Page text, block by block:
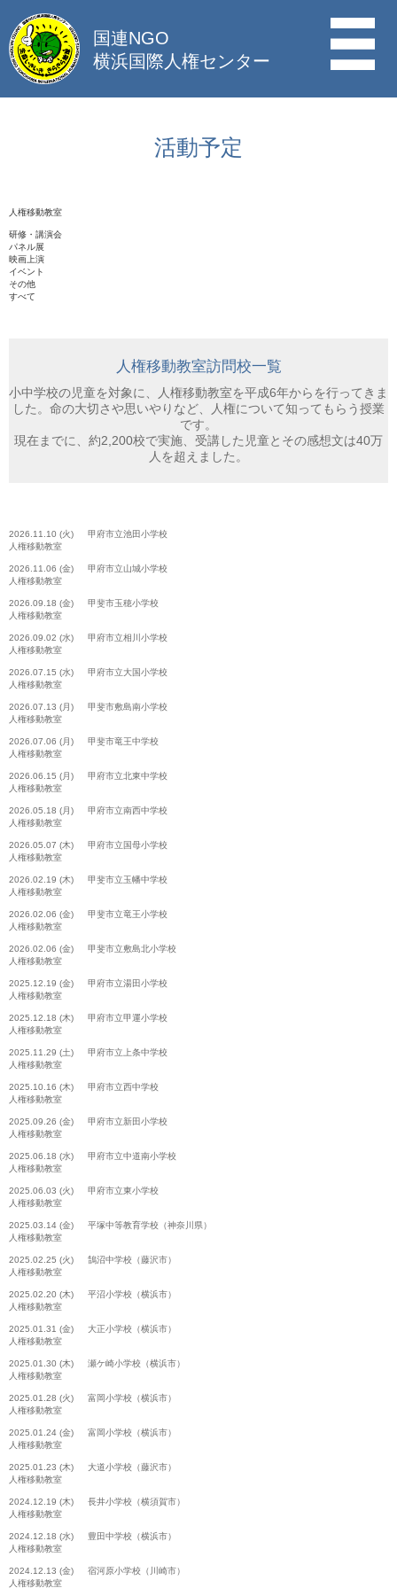
国連NGO
横浜国際人権センター
活動予定
人権移動教室
研修・講演会
パネル展
映画上演
イベント
その他
すべて
人権移動教室訪問校一覧
小中学校の児童を対象に、人権移動教室を平成6年からを行ってきま
した。命の大切さや思いやりなど、人権について知ってもらう授業
です。
現在までに、約2,200校で実施、受講した児童とその感想文は40万
人を超えました。
2026.11.10 (火) 甲府市立池田小学校
人権移動教室
2026.11.06 (金) 甲府市立山城小学校
人権移動教室
2026.09.18 (金) 甲斐市玉穂小学校
人権移動教室
2026.09.02 (水) 甲府市立相川小学校
人権移動教室
2026.07.15 (水) 甲府市立大国小学校
人権移動教室
2026.07.13 (月) 甲斐市敷島南小学校
人権移動教室
2026.07.06 (月) 甲斐市竜王中学校
人権移動教室
2026.06.15 (月) 甲府市立北東中学校
人権移動教室
2026.05.18 (月) 甲府市立南西中学校
人権移動教室
2026.05.07 (木) 甲府市立国母小学校
人権移動教室
2026.02.19 (木) 甲斐市立玉幡中学校
人権移動教室
2026.02.06 (金) 甲斐市立竜王小学校
人権移動教室
2026.02.06 (金) 甲斐市立敷島北小学校
人権移動教室
2025.12.19 (金) 甲府市立湯田小学校
人権移動教室
2025.12.18 (木) 甲府市立甲運小学校
人権移動教室
2025.11.29 (土) 甲府市立上条中学校
人権移動教室
2025.10.16 (木) 甲府市立西中学校
人権移動教室
2025.09.26 (金) 甲府市立新田小学校
人権移動教室
2025.06.18 (水) 甲府市立中道南小学校
人権移動教室
2025.06.03 (火) 甲府市立東小学校
人権移動教室
2025.03.14 (金) 平塚中等教育学校（神奈川県）
人権移動教室
2025.02.25 (火) 鵠沼中学校（藤沢市）
人権移動教室
2025.02.20 (木) 平沼小学校（横浜市）
人権移動教室
2025.01.31 (金) 大正小学校（横浜市）
人権移動教室
2025.01.30 (木) 瀬ケ崎小学校（横浜市）
人権移動教室
2025.01.28 (火) 富岡小学校（横浜市）
人権移動教室
2025.01.24 (金) 富岡小学校（横浜市）
人権移動教室
2025.01.23 (木) 大道小学校（藤沢市）
人権移動教室
2024.12.19 (木) 長井小学校（横須賀市）
人権移動教室
2024.12.18 (水) 豊田中学校（横浜市）
人権移動教室
2024.12.13 (金) 宿河原小学校（川崎市）
人権移動教室